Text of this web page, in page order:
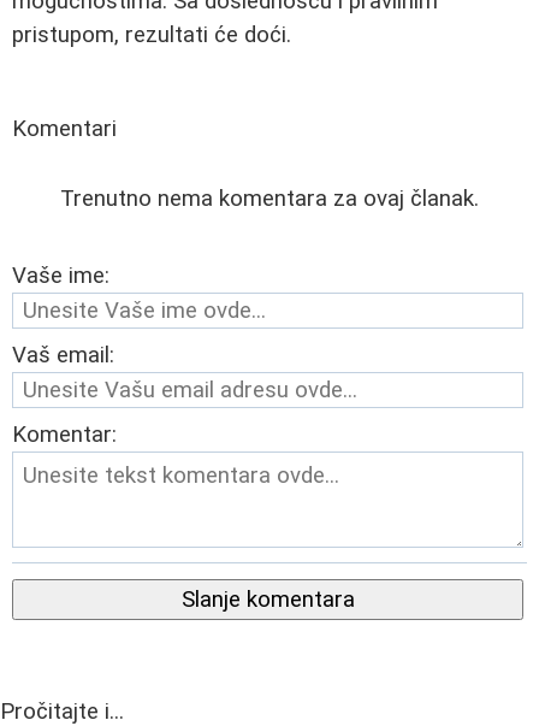
pristupom, rezultati će doći.
Komentari
Trenutno nema komentara za ovaj članak.
Vaše ime:
Vaš email:
Komentar:
Slanje komentara
Pročitajte i...